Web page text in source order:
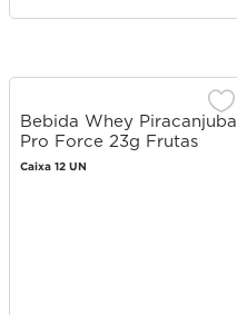
Bebida Whey Piracanjuba
Pro Force 23g Frutas
Vermelhas 250ml
Caixa 12 UN